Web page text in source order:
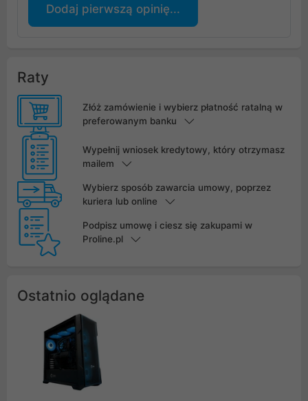
Dodaj pierwszą opinię...
Raty
Złóż zamówienie i wybierz płatność ratalną w
preferowanym banku
Wypełnij wniosek kredytowy, który otrzymasz
mailem
Wybierz sposób zawarcia umowy, poprzez
kuriera lub online
Podpisz umowę i ciesz się zakupami w
Proline.pl
Ostatnio oglądane